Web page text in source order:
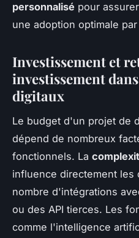
personnalisé pour
une adoption optimale
Investissement et
investissement
digitaux
Le budget d'un projet de
dépend de nombreux
fonctionnels. La
influence directement les
nombre d'intégrations
ou des API tierces. Les
comme l'intelligence